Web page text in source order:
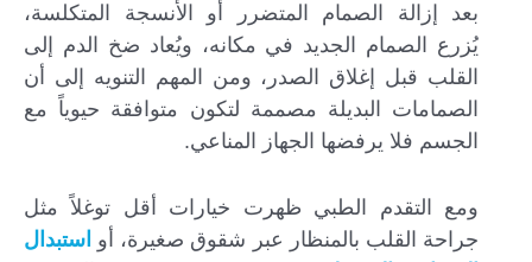
بعد إزالة الصمام المتضرر أو الأنسجة المتكلسة،
يُزرع الصمام الجديد في مكانه، ويُعاد ضخ الدم إلى
القلب قبل إغلاق الصدر، ومن المهم التنويه إلى أن
الصمامات البديلة مصممة لتكون متوافقة حيوياً مع
الجسم فلا يرفضها الجهاز المناعي.
ومع التقدم الطبي ظهرت خيارات أقل توغلاً مثل
جراحة القلب بالمنظار عبر شقوق صغيرة، أو استبدال